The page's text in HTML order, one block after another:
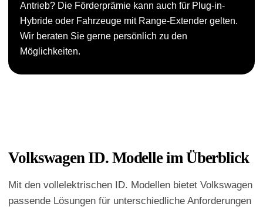
Antrieb? Die Förderprämie kann auch für Plug-in-
Hybride oder Fahrzeuge mit Range-Extender gelten.
Wir beraten Sie gerne persönlich zu den
Möglichkeiten.
Volkswagen ID. Modelle im Überblick
Mit den vollelektrischen ID. Modellen bietet Volkswagen
passende Lösungen für unterschiedliche Anforderungen